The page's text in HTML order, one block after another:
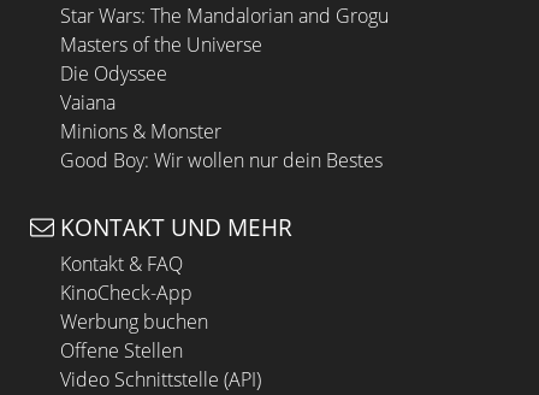
Star Wars: The Mandalorian and Grogu
Masters of the Universe
Die Odyssee
Vaiana
Minions & Monster
Good Boy: Wir wollen nur dein Bestes
KONTAKT UND MEHR
Kontakt & FAQ
KinoCheck-App
Werbung buchen
Offene Stellen
Video Schnittstelle (API)